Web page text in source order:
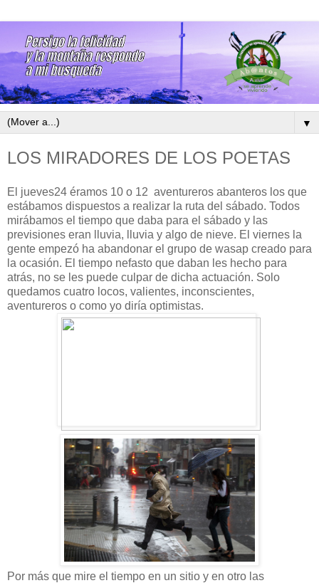
▼
LOS MIRADORES DE LOS POETAS
El jueves24 éramos 10 o 12 aventureros abanteros los que
estábamos dispuestos a realizar la ruta del sábado. Todos
mirábamos el tiempo que daba para el sábado y las
previsiones eran lluvia, lluvia y algo de nieve. El viernes la
gente empezó ha abandonar el grupo de wasap creado para
la ocasión. El tiempo nefasto que daban les hecho para
atrás, no se les puede culpar de dicha actuación. Solo
quedamos cuatro locos, valientes, inconscientes,
aventureros o como yo diría optimistas.
Por más que mire el tiempo en un sitio y en otro las